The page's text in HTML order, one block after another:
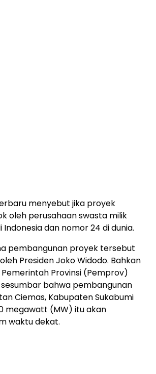
menyebut jika proyek
oleh perusahaan swasta milik
dan nomor 24 di dunia.
pembangunan proyek tersebut
Presiden Joko Widodo. Bahkan
Pemerintah Provinsi (Pemprov)
bahwa pembangunan
Ciemas, Kabupaten Sukabumi
megawatt (MW) itu akan
waktu dekat.